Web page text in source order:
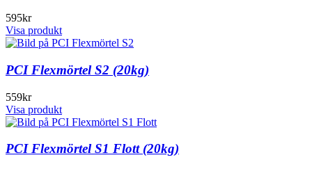
595kr
Visa produkt
PCI Flexmörtel S2 (20kg)
559kr
Visa produkt
PCI Flexmörtel S1 Flott (20kg)